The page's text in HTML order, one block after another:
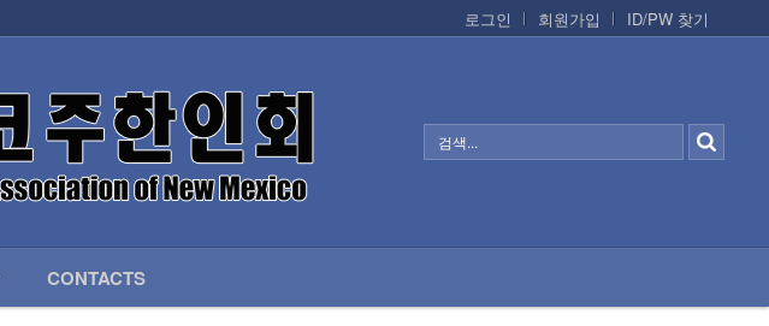
로그인
회원가입 ID/PW 찾기
CONTACTS